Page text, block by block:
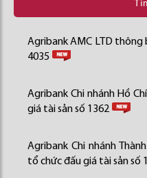
Agribank AMC LTD thông
4035
Agribank Chi nhánh Hồ
giá tài sản số 1362
Agribank Chi nhánh
tổ chức đấu giá tài sản số